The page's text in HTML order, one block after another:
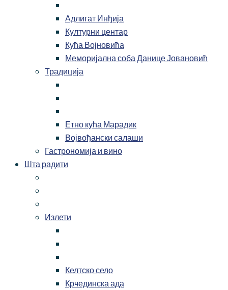
Адлигат Инђија
Културни центар
Кућа Војновића
Меморијална соба Данице Јовановић
Традиција
Етно кућа Марадик
Војвођански салаши
Гастрономија и вино
Шта радити
Излети
Келтско село
Крчединска ада